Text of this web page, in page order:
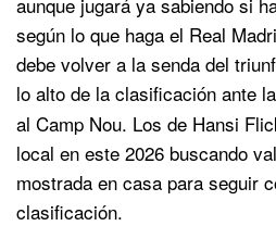
según lo que haga el Real
debe volver a la senda del
lo alto de la clasificación ante
al Camp Nou. Los de Hansi
local en este 2026 buscando
mostrada en casa para seguir
clasificación.